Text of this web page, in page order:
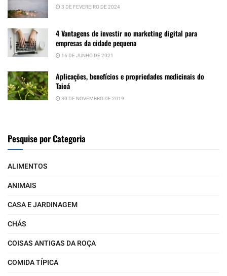
3 DE FEVEREIRO DE 2024
4 Vantagens de investir no marketing digital para
empresas da cidade pequena
16 DE JUNHO DE 2021
Aplicações, benefícios e propriedades medicinais do
Taioá
30 DE NOVEMBRO DE 2019
Pesquise por Categoria
ALIMENTOS
ANIMAIS
CASA E JARDINAGEM
CHÁS
COISAS ANTIGAS DA ROÇA
COMIDA TÍPICA